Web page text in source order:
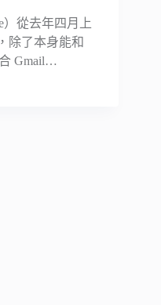
）從去年四月上
除了本身能和
Gmail…